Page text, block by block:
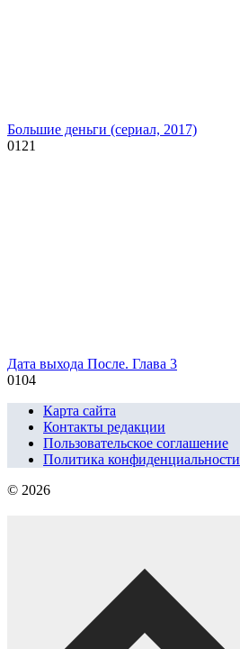
Большие деньги (сериал, 2017)
0121
Дата выхода После. Глава 3
0104
Карта сайта
Контакты редакции
Пользовательское соглашение
Политика конфиденциальности
© 2026